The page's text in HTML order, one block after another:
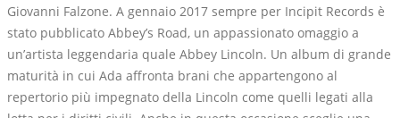
Giovanni Falzone. A gennaio 2017 sempre per Incipit Records è
stato pubblicato Abbey’s Road, un appassionato omaggio a
un’artista leggendaria quale Abbey Lincoln. Un album di grande
maturità in cui Ada affronta brani che appartengono al
repertorio più impegnato della Lincoln come quelli legati alla